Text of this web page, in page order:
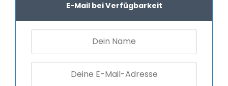
E-Mail bei Verfügbarkeit